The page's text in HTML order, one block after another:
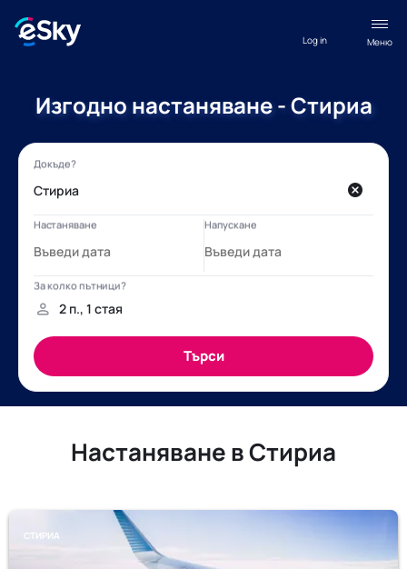
Меню
Log in
Изгодно настаняване - Стириа
Настаняване в Стириа
СТИРИА